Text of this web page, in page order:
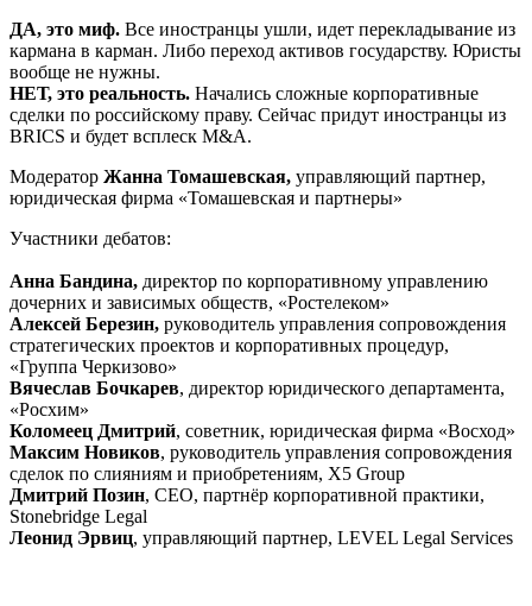
ДА, это миф. Все иностранцы ушли, идет перекладывание из
кармана в карман. Либо переход активов государству. Юристы
вообще не нужны.
НЕТ, это реальность. Начались сложные корпоративные
сделки по российскому праву. Сейчас придут иностранцы из
BRICS и будет всплеск М&А.
Модератор Жанна Томашевская, управляющий партнер,
юридическая фирма «Томашевская и партнеры»
Участники дебатов:
Анна Бандина, директор по корпоративному управлению
дочерних и зависимых обществ, «Ростелеком»
Алексей Березин, руководитель управления сопровождения
стратегических проектов и корпоративных процедур,
«Группа Черкизово»
Вячеслав Бочкарев, директор юридического департамента,
«Росхим»
Коломеец Дмитрий, советник, юридическая фирма «Восход»
Максим Новиков, руководитель управления сопровождения
сделок по слияниям и приобретениям, X5 Group
Дмитрий Позин, CEO, партнёр корпоративной практики,
Stonebridge Legal
Леонид Эрвиц, управляющий партнер, LEVEL Legal Services